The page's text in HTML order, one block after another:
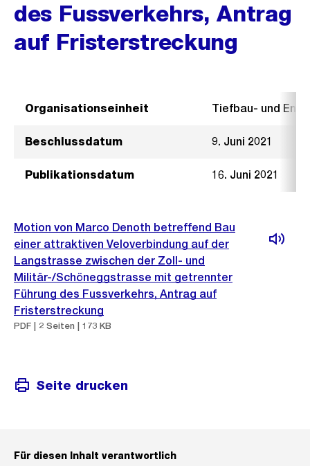
des Fussverkehrs, Antrag
auf Fristerstreckung
Organisationseinheit Tiefbau- und
Beschlussdatum 9. Juni 2021
Publikationsdatum 16. Juni 2021
Motion von Marco Denoth betreffend Bau
einer attraktiven Veloverbindung auf der
Langstrasse zwischen der Zoll- und
Militär-/Schöneggstrasse mit getrennter
Führung des Fussverkehrs, Antrag auf
Fristerstreckung
PDF | 2 Seiten | 173 KB
Seite drucken
Für diesen Inhalt verantwortlich